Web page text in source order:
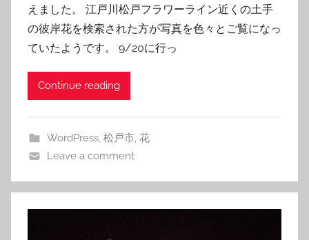
えました。 江戸川松戸フラワーライン近くの土手
の彼岸花を検索された方が写真を色々とご覧になっ
ていたようです。 9/20に行っ
Continue reading
WordPress, 松戸市, 花
Leave a comment